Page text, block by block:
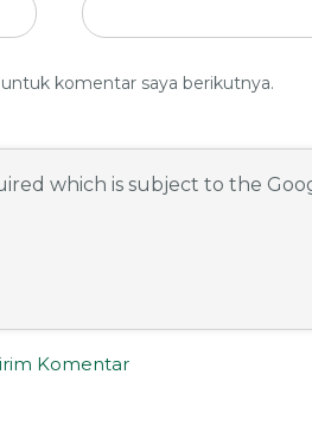
komentar saya berikutnya.
which is subject to the